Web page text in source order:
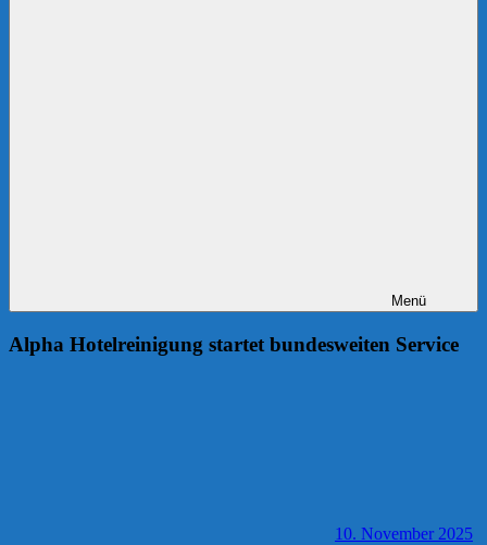
Menü
Alpha Hotelreinigung startet bundesweiten Service
10. November 2025